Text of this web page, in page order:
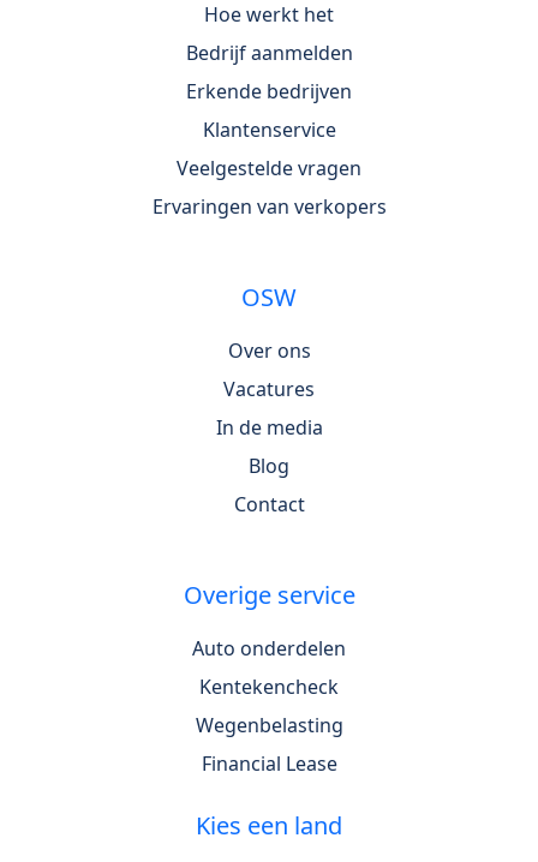
Hoe werkt het
Bedrijf aanmelden
Erkende bedrijven
Klantenservice
Veelgestelde vragen
Ervaringen van verkopers
OSW
Over ons
Vacatures
In de media
Blog
Contact
Overige service
Auto onderdelen
Kentekencheck
Wegenbelasting
Financial Lease
Kies een land